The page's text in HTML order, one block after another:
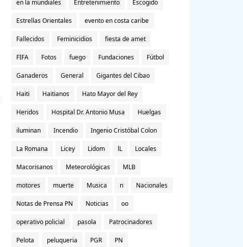
en la mundiales Entretenimiento Escogido
Estrellas Orientales evento en costa caribe
Fallecidos Feminicidios fiesta de amet
FIFA Fotos fuego Fundaciones Fútbol
Ganaderos General Gigantes del Cibao
Haiti Haitianos Hato Mayor del Rey
Heridos Hospital Dr. Antonio Musa Huelgas
iluminan Incendio Ingenio Cristóbal Colon
La Romana Licey Lidom lL Locales
Macorisanos Meteorológicas MLB
motores muerte Musica n Nacionales
Notas de Prensa PN Noticias oo
operativo policial pasola Patrocinadores
Pelota peluqueria PGR PN